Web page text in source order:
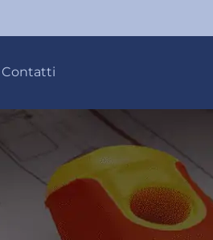
Contatti